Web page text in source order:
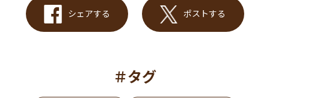
シェアする ポストする
＃タグ